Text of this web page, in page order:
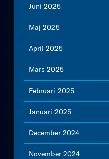
Juni 2025
Maj 2025
April 2025
Mars 2025
Februari 2025
Januari 2025
December 2024
November 2024